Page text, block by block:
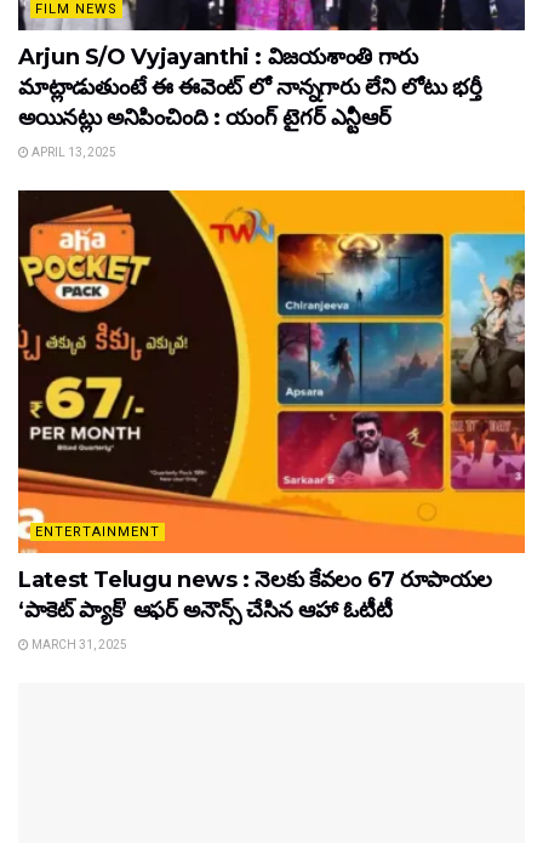
FILM NEWS
Arjun S/O Vyjayanthi : విజయశాంతి గారు
మాట్లాడుతుంటే ఈ ఈవెంట్ లో నాన్నగారు లేని లోటు భర్తీ
అయినట్లు అనిపించింది : యంగ్ టైగర్ ఎన్టీఆర్
APRIL 13, 2025
ENTERTAINMENT
Latest Telugu news : నెలకు కేవలం 67 రూపాయల
‘పాకెట్ ప్యాక్’ ఆఫర్ అనౌన్స్ చేసిన ఆహా ఓటీటీ
MARCH 31, 2025